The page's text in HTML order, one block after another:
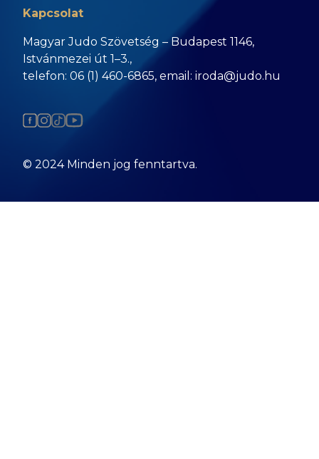
Kapcsolat
Magyar Judo Szövetség – Budapest 1146,
Istvánmezei út 1–3.,
telefon: 06 (1) 460-6865, email: iroda@judo.hu
© 2024 Minden jog fenntartva.